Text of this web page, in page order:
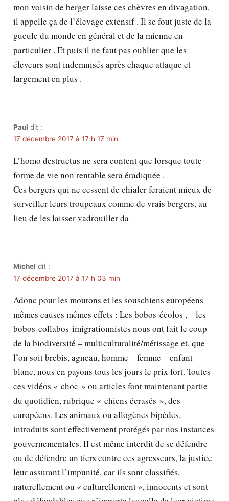
mon voisin de berger laisse ces chèvres en divagation,
il appelle ça de l’élevage extensif . Il se fout juste de la
gueule du monde en général et de la mienne en
particulier . Et puis il ne faut pas oublier que les
éleveurs sont indemnisés après chaque attaque et
largement en plus .
Paul dit :
17 décembre 2017 à 17 h 17 min
L’homo destructus ne sera content que lorsque toute
forme de vie non rentable sera éradiquée .
Ces bergers qui ne cessent de chialer feraient mieux de
surveiller leurs troupeaux comme de vrais bergers, au
lieu de les laisser vadrouiller da
Michel dit :
17 décembre 2017 à 17 h 03 min
Adonc pour les moutons et les souschiens européens
mêmes causes mêmes effets : Les bobos-écolos , – les
bobos-collabos-imigrationnistes nous ont fait le coup
de la biodiversité – multiculturalité/métissage et, que
l’on soit brebis, agneau, homme – femme – enfant
blanc, nous en payons tous les jours le prix fort. Toutes
ces vidéos « choc » ou articles font maintenant partie
du quotidien, rubrique « chiens écrasés », des
européens. Les animaux ou allogènes bipèdes,
introduits sont effectivement protégés par nos instances
gouvernementales. Il est même interdit de se défendre
ou de défendre un tiers contre ces agresseurs, la justice
leur assurant l’impunité, car ils sont classifiés,
naturellement ou « culturellement », innocents et sont